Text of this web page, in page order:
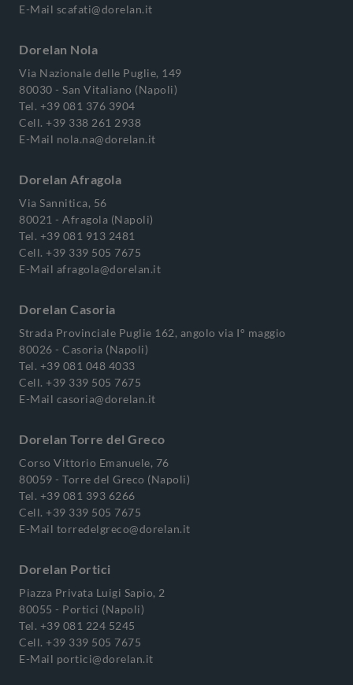
E-Mail scafati@dorelan.it
Dorelan Nola
Via Nazionale delle Puglie, 149
80030 - San Vitaliano (Napoli)
Tel. +39 081 376 3904
Cell. +39 338 261 2938
E-Mail nola.na@dorelan.it
Dorelan Afragola
Via Sannitica, 56
80021 - Afragola (Napoli)
Tel. +39 081 913 2481
Cell. +39 339 505 7675
E-Mail afragola@dorelan.it
Dorelan Casoria
Strada Provinciale Puglie 162, angolo via I° maggio
80026 - Casoria (Napoli)
Tel. +39 081 048 4033
Cell. +39 339 505 7675
E-Mail casoria@dorelan.it
Dorelan Torre del Greco
Corso Vittorio Emanuele, 76
80059 - Torre del Greco (Napoli)
Tel. +39 081 393 6266
Cell. +39 339 505 7675
E-Mail torredelgreco@dorelan.it
Dorelan Portici
Piazza Privata Luigi Sapio, 2
80055 - Portici (Napoli)
Tel. +39 081 224 5245
Cell. +39 339 505 7675
E-Mail portici@dorelan.it